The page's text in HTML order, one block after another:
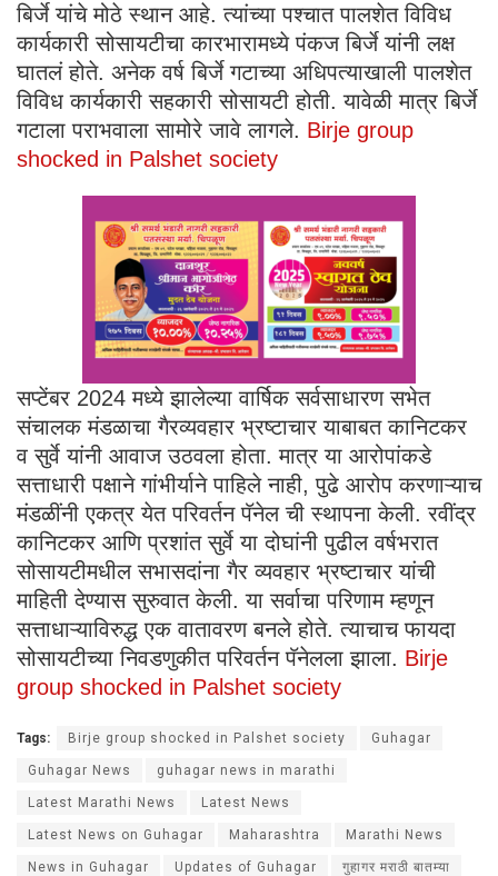
बिर्जे यांचे मोठे स्थान आहे. त्यांच्या पश्चात पालशेत विविध
कार्यकारी सोसायटीचा कारभारामध्ये पंकज बिर्जे यांनी लक्ष
घातलं होते. अनेक वर्ष बिर्जे गटाच्या अधिपत्याखाली पालशेत
विविध कार्यकारी सहकारी सोसायटी होती. यावेळी मात्र बिर्जे
गटाला पराभवाला सामोरे जावे लागले. Birje group
shocked in Palshet society
सप्टेंबर 2024 मध्ये झालेल्या वार्षिक सर्वसाधारण सभेत
संचालक मंडळाचा गैरव्यवहार भ्रष्टाचार याबाबत कानिटकर
व सुर्वे यांनी आवाज उठवला होता. मात्र या आरोपांकडे
सत्ताधारी पक्षाने गांभीर्याने पाहिले नाही, पुढे आरोप करणाऱ्याच
मंडळींनी एकत्र येत परिवर्तन पॅनेल ची स्थापना केली. रवींद्र
कानिटकर आणि प्रशांत सुर्वे या दोघांनी पुढील वर्षभरात
सोसायटीमधील सभासदांना गैर व्यवहार भ्रष्टाचार यांची
माहिती देण्यास सुरुवात केली. या सर्वाचा परिणाम म्हणून
सत्ताधाऱ्याविरुद्ध एक वातावरण बनले होते. त्याचाच फायदा
सोसायटीच्या निवडणुकीत परिवर्तन पॅनेलला झाला. Birje
group shocked in Palshet society
Tags: Birje group shocked in Palshet society Guhagar
Guhagar News guhagar news in marathi
Latest Marathi News Latest News
Latest News on Guhagar Maharashtra Marathi News
News in Guhagar Updates of Guhagar गुहागर मराठी बातम्या